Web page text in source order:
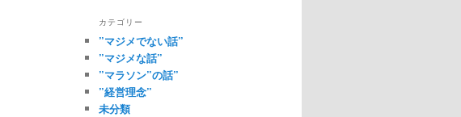
カテゴリー
”マジメでない話”
”マジメな話”
”マラソン”の話”
”経営理念”
未分類